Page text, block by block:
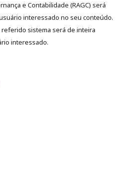
e Contabilidade (RAGC) será
interessado no seu conteúdo.
sistema será de inteira
interessado.